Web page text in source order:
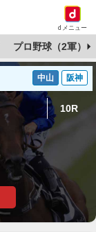
dメニュー
プロ野球（2軍）
中山 阪神
10R